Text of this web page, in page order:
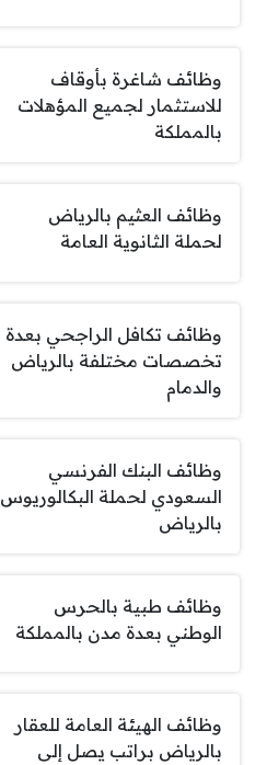
وظائف شاغرة بأوقاف
للاستثمار لجميع المؤهلات
بالمملكة
وظائف العثيم بالرياض
لحملة الثانوية العامة
وظائف تكافل الراجحي بعدة
تخصصات مختلفة بالرياض
والدمام
وظائف البنك الفرنسي
السعودي لحملة البكالوريوس
بالرياض
وظائف طبية بالحرس
الوطني بعدة مدن بالمملكة
وظائف الهيئة العامة للعقار
بالرياض براتب يصل إلى